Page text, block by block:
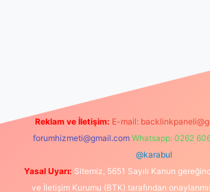
Reklam ve İletişim: E-mail:
forumhizmeti@gmail.com Whatsapp: 0262
@karabul
Yasal Uyarı: Sitemiz, 5651 Sayılı Kanun
ve İletişim Kurumu (BTK) tarafından